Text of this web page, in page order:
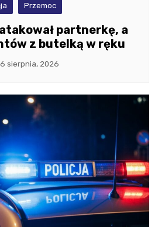
Przemoc
partnerkę, a
z butelką w ręku
6 sierpnia, 2026